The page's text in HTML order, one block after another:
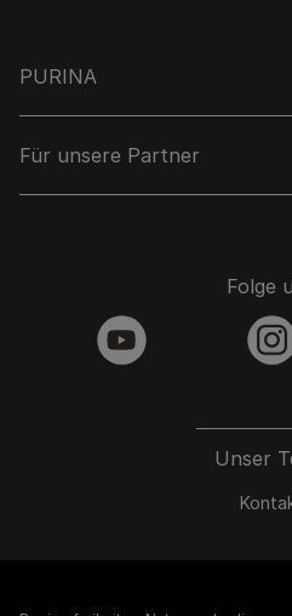
PURINA
Für unsere Partner
Unser
Folge
youtube